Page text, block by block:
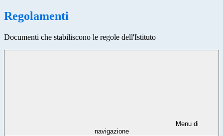
Regolamenti
Documenti che stabiliscono le regole dell'Istituto
Menu di
navigazione